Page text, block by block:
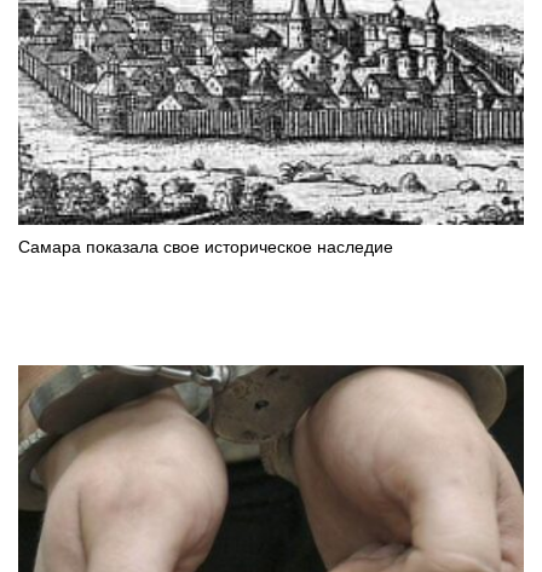
Самара показала свое историческое наследие